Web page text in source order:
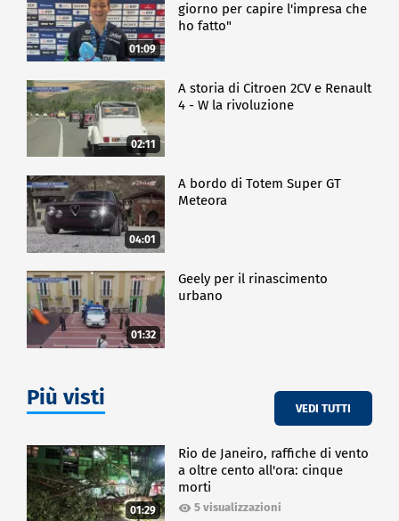
01:09
giorno per capire l'impresa che
ho fatto"
02:11
A storia di Citroen 2CV e Renault
4 - W la rivoluzione
04:01
A bordo di Totem Super GT
Meteora
01:32
Geely per il rinascimento
urbano
Più visti VEDI TUTTI
01:29
Rio de Janeiro, raffiche di vento
a oltre cento all'ora: cinque
morti
5 visualizzazioni